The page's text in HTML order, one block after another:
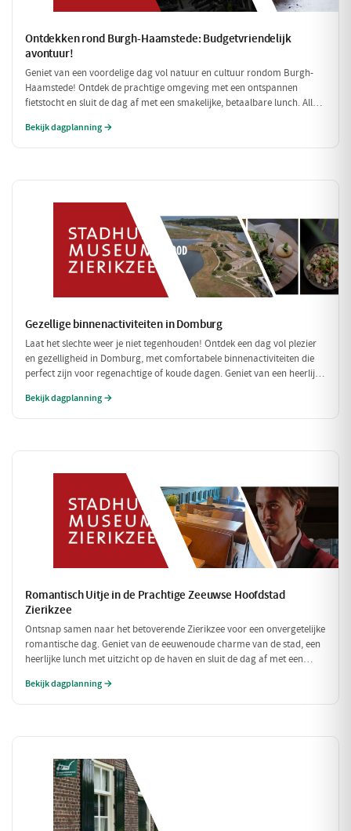
Ontdekken rond Burgh-Haamstede: Budgetvriendelijk
avontuur!
Geniet van een voordelige dag vol natuur en cultuur rondom Burgh-
Haamstede! Ontdek de prachtige omgeving met een ontspannen
fietstocht en sluit de dag af met een smakelijke, betaalbare lunch. Alle
de portemonnee te veel te belasten!
Bekijk dagplanning →
Gezellige binnenactiviteiten in Domburg
Laat het slechte weer je niet tegenhouden! Ontdek een dag vol plezier
en gezelligheid in Domburg, met comfortabele binnenactiviteiten die
perfect zijn voor regenachtige of koude dagen. Geniet van een heerlijke
Bekijk dagplanning →
Romantisch Uitje in de Prachtige Zeeuwse Hoofdstad
Zierikzee
Ontsnap samen naar het betoverende Zierikzee voor een onvergetelijke
romantische dag. Geniet van de eeuwenoude charme van de stad, een
heerlijke lunch met uitzicht op de haven en sluit de dag af met een
straatjes en prachtige uitzichten!
Bekijk dagplanning →